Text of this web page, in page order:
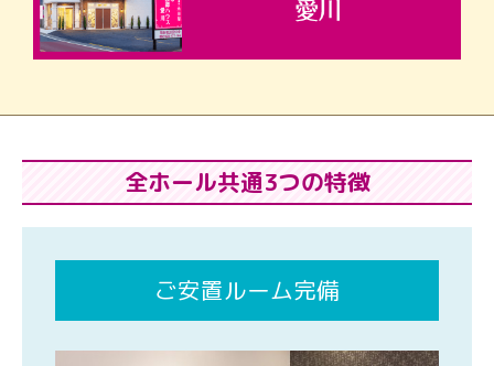
全ホール共通3つの特徴
ご安置ルーム完備